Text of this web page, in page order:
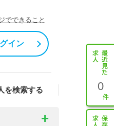
でできること
イン
を検索する 0